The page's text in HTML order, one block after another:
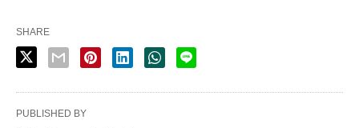
SHARE
PUBLISHED BY